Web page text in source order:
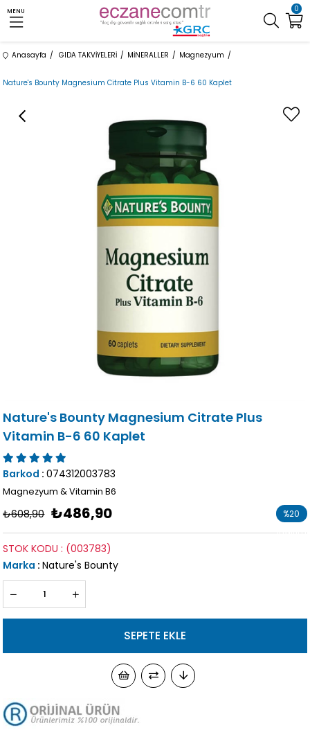
0
MENU
Anasayfa GIDA TAKVİYELERİ MİNERALLER Magnezyum
Nature's Bounty Magnesium Citrate Plus Vitamin B-6 60 Kaplet
Nature's Bounty Magnesium Citrate Plus
Vitamin B-6 60 Kaplet
Barkod : 074312003783
Magnezyum & Vitamin B6
₺608,90 ₺486,90 %20
İndirim
(003783)
STOK KODU
Marka : Nature's Bounty